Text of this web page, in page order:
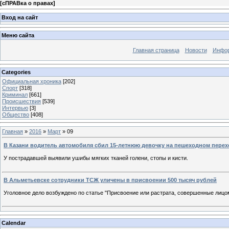
[сПРАВка о правах]
Вход на сайт
Меню сайта
Главная страница Новости
Categories
Официальная хроника [202]
Спорт [318]
Криминал [661]
Происшествия [539]
Интервью [3]
Общество [408]
Главная » 2016 » Март » 09
В Казани водитель автомобиля сбил 15-летнюю девочку на пешеходном
У пострадавшей выявили ушибы мягких тканей голени, стопы и кисти.
В Альметьевске сотрудники ТСЖ уличены в присвоении 500 тысяч рублей
Уголовное дело возбуждено по статье "Присвоение или растрата, совершенные
Calendar